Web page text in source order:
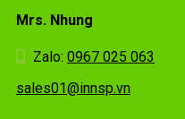
Mrs. Nhung
Zalo: 0967 025 063
sales01@innsp.vn